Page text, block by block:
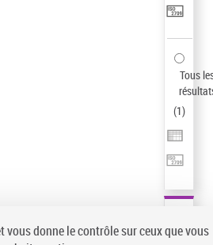
Tous
(1)
vous donne le contrôle sur ceux que vous